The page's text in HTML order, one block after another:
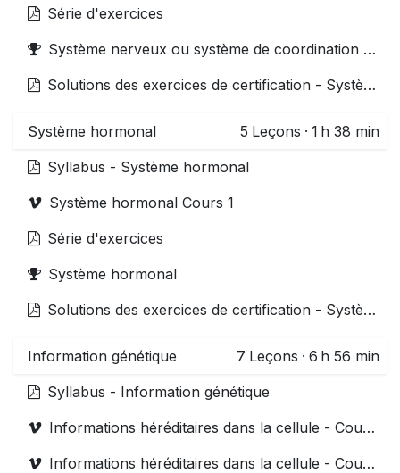
Série d'exercices
Système nerveux ou système de coordination neuronale
Solutions des exercices de certification - Système nerveux
Système hormonal 5 Leçons · 1 h 38 min
Syllabus - Système hormonal
Système hormonal Cours 1
Série d'exercices
Système hormonal
Solutions des exercices de certification - Système hormonal
Information génétique 7 Leçons · 6 h 56 min
Syllabus - Information génétique
Informations héréditaires dans la cellule - Cours 1
Informations héréditaires dans la cellule - Cours 2